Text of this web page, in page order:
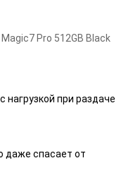
Pro 512GB Black
нагрузкой при раздаче
даже спасает от